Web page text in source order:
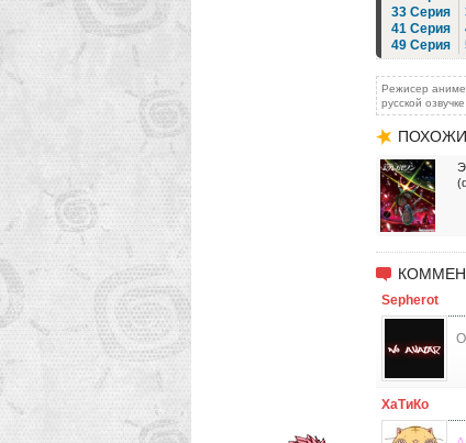
33 Серия
41 Серия
49 Серия
Режисер аниме
русской
Sepherot
ХаТиКо